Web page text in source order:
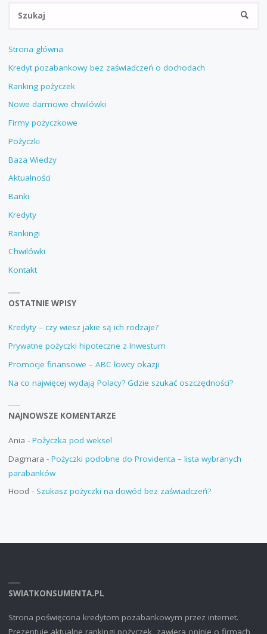
Strona główna
Kredyt pozabankowy bez zaświadczeń o dochodach
Ranking pożyczek
Nowe darmowe chwilówki
Firmy pożyczkowe
Pożyczki
Baza Wiedzy
Aktualności
Banki
Kredyty
Rankingi
Chwilówki
Kontakt
OSTATNIE WPISY
Kredyty – czy wiesz jakie są ich rodzaje?
Prywatne pożyczki hipoteczne z Inwestum
Promocje finansowe – ABC łowcy okazji
Na co najwięcej wydają Polacy? Gdzie szukać oszczędności?
NAJNOWSZE KOMENTARZE
Ania - Pożyczka pod weksel
Dagmara - Pożyczki podobne do Providenta – lista wybranych
parabanków
Hood - Szukasz pożyczki na dowód bez zaświadczeń?
SWIATKONSUMENTA.PL
Strona poświęcona kredytom pozabankowym przez internet.
Prezentuje aktualne rankingi pożyczek, zawiera opinie o firmach